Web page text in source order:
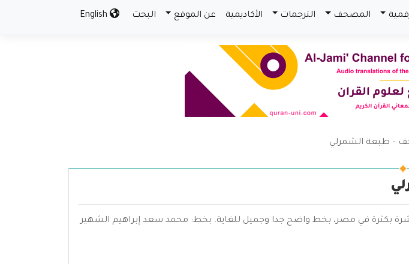
المصحف الترجمات الأكاديمية عن الموقع البحث
– طبعة الشمرلي
بكثرة في مصر، بخط واضح جدا وجميل للغاية. بخط: محمد سعد إبراهيم الشهير